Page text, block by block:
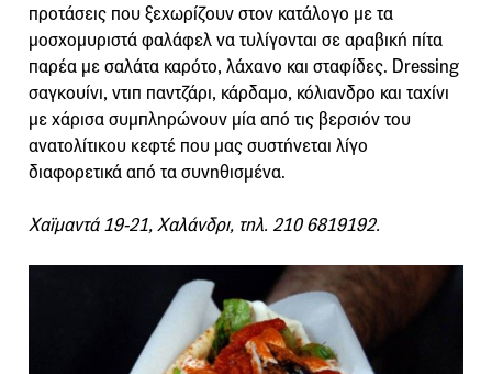
προτάσεις που ξεχωρίζουν στον κατάλογο με τα
μοσχομυριστά φαλάφελ να τυλίγονται σε αραβική πίτα
παρέα με σαλάτα καρότο, λάχανο και σταφίδες. Dressing
σαγκουίνι, ντιπ παντζάρι, κάρδαμο, κόλιανδρο και ταχίνι
με χάρισα συμπληρώνουν μία από τις βερσιόν του
ανατολίτικου κεφτέ που μας συστήνεται λίγο
διαφορετικά από τα συνηθισμένα.
Χαϊμαντά 19-21, Χαλάνδρι, τηλ. 210 6819192.